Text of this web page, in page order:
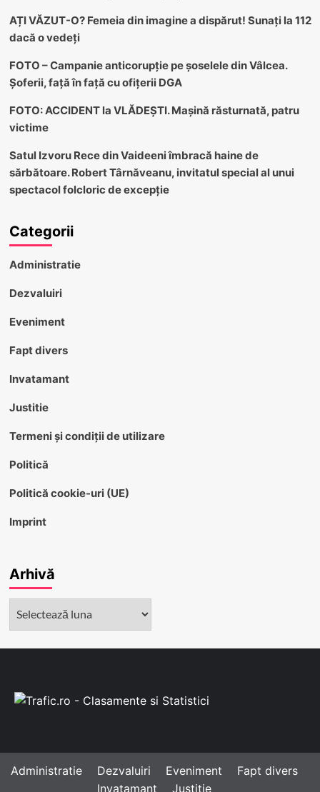
AȚI VĂZUT-O? Femeia din imagine a dispărut! Sunați la 112
dacă o vedeți
FOTO – Campanie anticorupție pe șoselele din Vâlcea.
Șoferii, față în față cu ofițerii DGA
FOTO: ACCIDENT la VLĂDEȘTI. Mașină răsturnată, patru
victime
Satul Izvoru Rece din Vaideeni îmbracă haine de
sărbătoare. Robert Târnăveanu, invitatul special al unui
spectacol folcloric de excepție
Categorii
Administratie
Dezvaluiri
Eveniment
Fapt divers
Invatamant
Justitie
Termeni și condiții de utilizare
Politică
Politică cookie-uri (UE)
Imprint
Arhivă
Administratie Dezvaluiri Eveniment
Fapt divers
Invatamant
Justitie